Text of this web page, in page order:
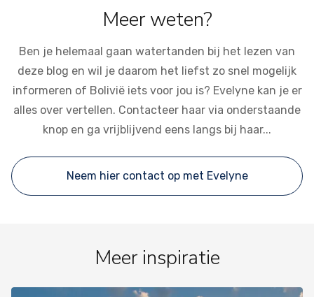
Meer weten?
Ben je helemaal gaan watertanden bij het lezen van
deze blog en wil je daarom het liefst zo snel mogelijk
informeren of Bolivië iets voor jou is? Evelyne kan je er
alles over vertellen. Contacteer haar via onderstaande
knop en ga vrijblijvend eens langs bij haar...
Neem hier contact op met Evelyne
Meer inspiratie